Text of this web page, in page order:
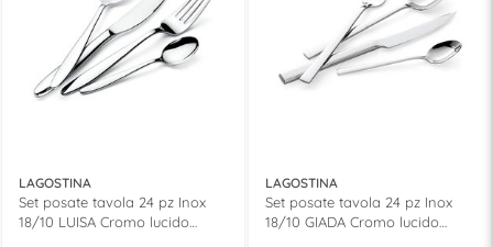
LAGOSTINA
Set posate tavola 24 pz Inox
18/10 LUISA Cromo lucido
LAGOSTINA
Set posate tavola 24 pz Inox
18/10 GIADA Cromo lucido